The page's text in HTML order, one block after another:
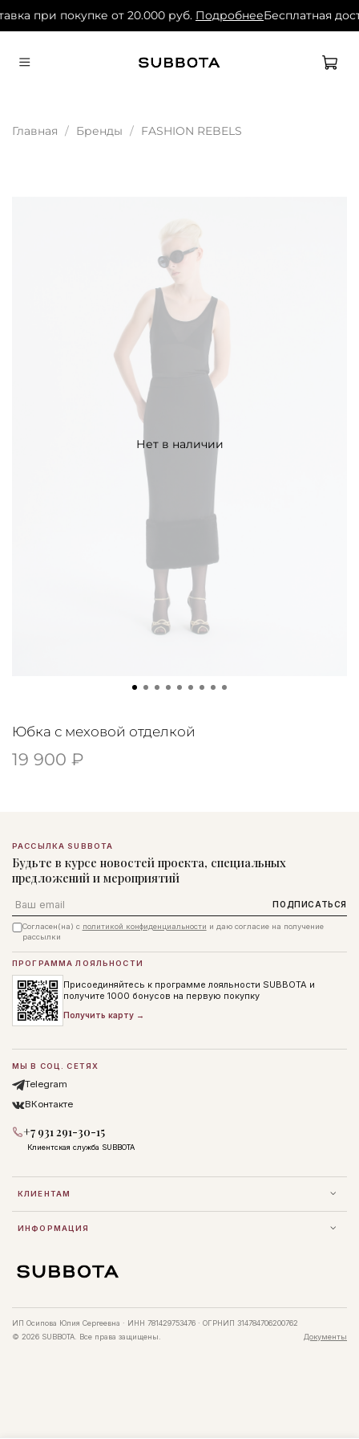
при покупке от 20.000 руб. ПодробнееБесплатная
Главная Бренды FASHION REBELS
Нет в наличии
Юбка с меховой отделкой
19 900 ₽
РАССЫЛКА SUBBOTA
Будьте в курсе новостей проекта, специальных
предложений и мероприятий
Email ПОДПИСАТЬСЯ
Согласен(на) с политикой конфиденциальности и даю согласие на получение
рассылки
КЛИЕНТАМ
ИНФОРМАЦИЯ
ПРОГРАММА ЛОЯЛЬНОСТИ
Присоединяйтесь к программе лояльности SUBBOTA и
получите 1000 бонусов на первую покупку
Получить карту →
МЫ В СОЦ. СЕТЯХ
Telegram
ВКонтакте
+7 931 291-30-15
Клиентская служба SUBBOTA
ИП Осипова Юлия Сергеевна · ИНН 781429753476 · ОГРНИП 314784706200762
© 2026 SUBBOTA. Все права защищены.
Документы